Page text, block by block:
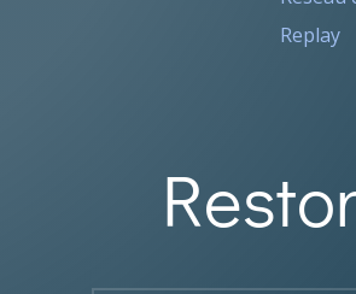
Replay